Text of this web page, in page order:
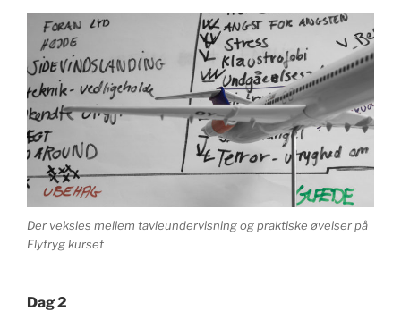
Der veksles mellem tavleundervisning og praktiske øvelser på
Flytryg kurset
Dag 2